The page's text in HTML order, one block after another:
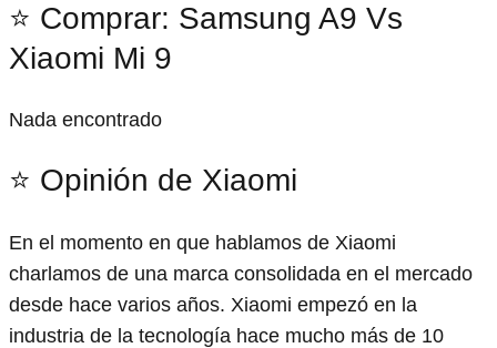
⭐ Comprar: Samsung A9 Vs
Xiaomi Mi 9
Nada encontrado
⭐ Opinión de Xiaomi
En el momento en que hablamos de Xiaomi
charlamos de una marca consolidada en el mercado
desde hace varios años. Xiaomi empezó en la
industria de la tecnología hace mucho más de 10